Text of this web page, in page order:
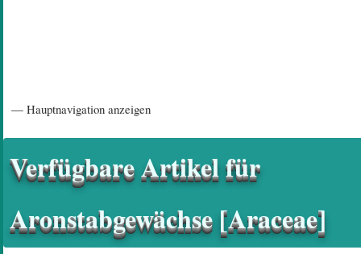
— Hauptnavigation anzeigen
Verfügbare Artikel für
Aronstabgewächse [Araceae]